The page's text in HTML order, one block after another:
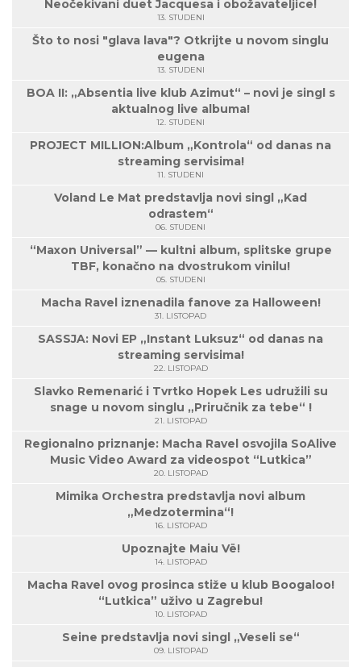
Neočekivani duet Jacquesa i obožavateljice!
13. STUDENI
Što to nosi "glava lava"? Otkrijte u novom singlu
eugena
13. STUDENI
BOA II: „Absentia live klub Azimut“ – novi je singl s
aktualnog live albuma!
12. STUDENI
PROJECT MILLION:Album „Kontrola“ od danas na
streaming servisima!
11. STUDENI
Voland Le Mat predstavlja novi singl „Kad
odrastem“
06. STUDENI
“Maxon Universal” — kultni album, splitske grupe
TBF, konačno na dvostrukom vinilu!
05. STUDENI
Macha Ravel iznenadila fanove za Halloween!
31. LISTOPAD
SASSJA: Novi EP „Instant Luksuz“ od danas na
streaming servisima!
22. LISTOPAD
Slavko Remenarić i Tvrtko Hopek Les udružili su
snage u novom singlu „Priručnik za tebe“ !
21. LISTOPAD
Regionalno priznanje: Macha Ravel osvojila SoAlive
Music Video Award za videospot “Lutkica”
20. LISTOPAD
Mimika Orchestra predstavlja novi album
„Medzotermina“!
16. LISTOPAD
Upoznajte Maiu Vë!
14. LISTOPAD
Macha Ravel ovog prosinca stiže u klub Boogaloo!
“Lutkica” uživo u Zagrebu!
10. LISTOPAD
Seine predstavlja novi singl „Veseli se“
09. LISTOPAD